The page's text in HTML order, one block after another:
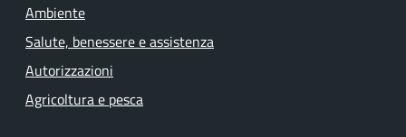
Ambiente
Salute, benessere e assistenza
Autorizzazioni
Agricoltura e pesca